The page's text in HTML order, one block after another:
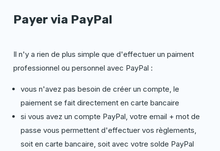
Payer via PayPal
Il n'y a rien de plus simple que d'effectuer un paiment
professionnel ou personnel avec PayPal :
vous n'avez pas besoin de créer un compte, le
paiement se fait directement en carte bancaire
si vous avez un compte PayPal, votre email + mot de
passe vous permettent d'effectuer vos règlements,
soit en carte bancaire, soit avec votre solde PayPal